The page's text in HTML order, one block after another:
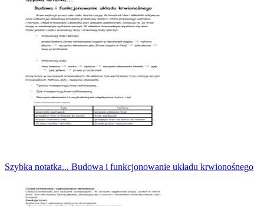
Szybka notatka... Budowa i funkcjonowanie układu krwionośnego